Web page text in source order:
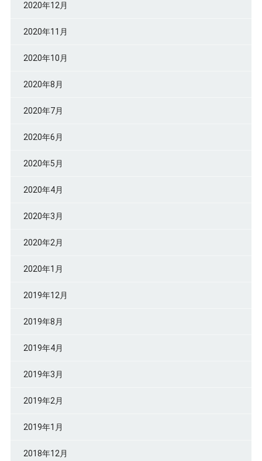
2020年12月
2020年11月
2020年10月
2020年8月
2020年7月
2020年6月
2020年5月
2020年4月
2020年3月
2020年2月
2020年1月
2019年12月
2019年8月
2019年4月
2019年3月
2019年2月
2019年1月
2018年12月